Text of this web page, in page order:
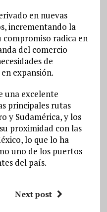
en nuevas
incrementando la
compromiso radica en
del comercio
de
expansión.
una excelente
principales rutas
y Sudamérica, y los
proximidad con las
lo que lo ha
uno de los puertos
del país.
Next post